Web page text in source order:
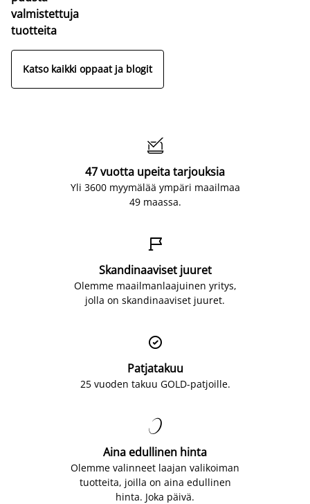
valmistettuja
tuotteita
Katso kaikki oppaat ja blogit

47 vuotta upeita tarjouksia
Yli 3600 myymälää ympäri maailmaa
49 maassa.

Skandinaaviset juuret
Olemme maailmanlaajuinen yritys,
jolla on skandinaaviset juuret.

Patjatakuu
25 vuoden takuu GOLD-patjoille.

Aina edullinen hinta
Olemme valinneet laajan valikoiman
tuotteita, joilla on aina edullinen
hinta. Joka päivä.